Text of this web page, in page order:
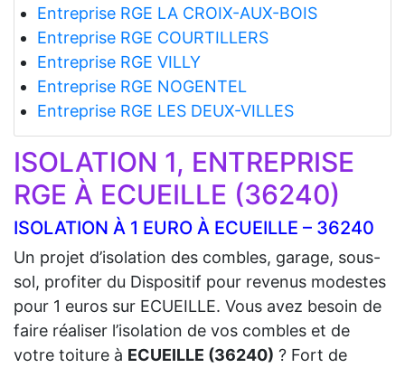
Entreprise RGE LA CROIX-AUX-BOIS
Entreprise RGE COURTILLERS
Entreprise RGE VILLY
Entreprise RGE NOGENTEL
Entreprise RGE LES DEUX-VILLES
ISOLATION 1, ENTREPRISE
RGE À ECUEILLE (36240)
ISOLATION À 1 EURO À ECUEILLE – 36240
Un projet d’isolation des combles, garage, sous-
sol, profiter du Dispositif pour revenus modestes
pour 1 euros sur ECUEILLE. Vous avez besoin de
faire réaliser l’isolation de vos combles et de
votre toiture à ECUEILLE (36240) ? Fort de